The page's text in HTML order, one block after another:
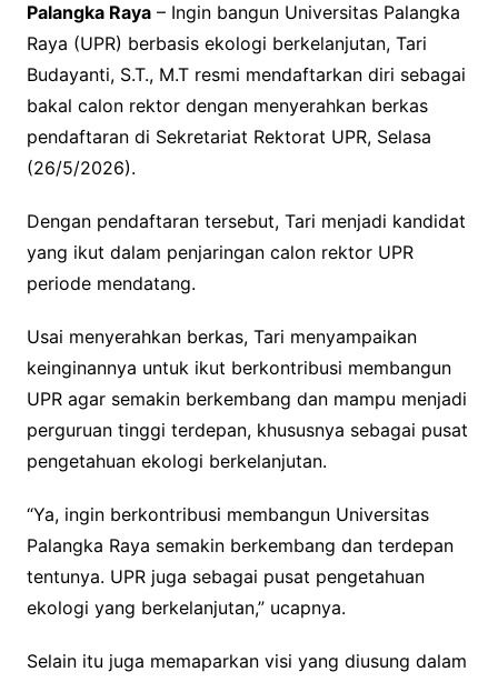
Palangka Raya– Ingin bangun Universitas Palangka
Raya (UPR) berbasis ekologi berkelanjutan, Tari
Budayanti, S.T., M.T resmi mendaftarkan diri sebagai
bakal calon rektor dengan menyerahkan berkas
pendaftaran di Sekretariat Rektorat UPR, Selasa
(26/5/2026).
Dengan pendaftaran tersebut, Tari menjadi kandidat
yang ikut dalam penjaringan calon rektor UPR
periode mendatang.
Usai menyerahkan berkas, Tari menyampaikan
keinginannya untuk ikut berkontribusi membangun
UPR agar semakin berkembang dan mampu menjadi
perguruan tinggi terdepan, khususnya sebagai pusat
pengetahuan ekologi berkelanjutan.
“Ya, ingin berkontribusi membangun Universitas
Palangka Raya semakin berkembang dan terdepan
tentunya. UPR juga sebagai pusat pengetahuan
ekologi yang berkelanjutan,” ucapnya.
Selain itu juga memaparkan visi yang diusung dalam